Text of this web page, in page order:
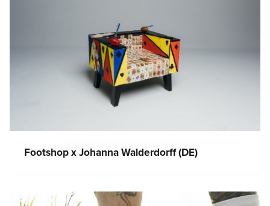
Footshop x Johanna Walderdorff (DE)